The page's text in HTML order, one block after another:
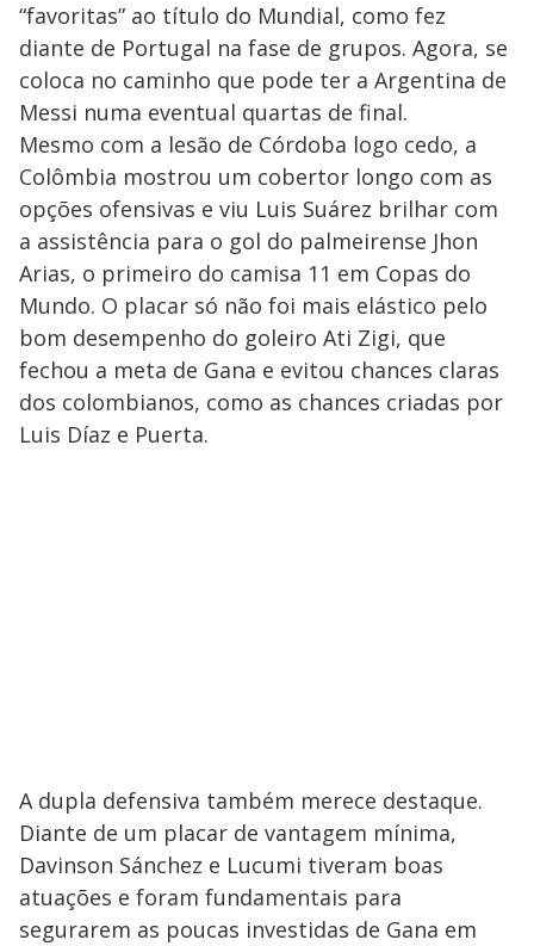
“favoritas” ao título do Mundial, como fez
diante de Portugal na fase de grupos. Agora, se
coloca no caminho que pode ter a Argentina de
Messi numa eventual quartas de final.
Mesmo com a lesão de Córdoba logo cedo, a
Colômbia mostrou um cobertor longo com as
opções ofensivas e viu Luis Suárez brilhar com
a assistência para o gol do palmeirense Jhon
Arias, o primeiro do camisa 11 em Copas do
Mundo. O placar só não foi mais elástico pelo
bom desempenho do goleiro Ati Zigi, que
fechou a meta de Gana e evitou chances claras
dos colombianos, como as chances criadas por
Luis Díaz e Puerta.
A dupla defensiva também merece destaque.
Diante de um placar de vantagem mínima,
Davinson Sánchez e Lucumi tiveram boas
atuações e foram fundamentais para
segurarem as poucas investidas de Gana em